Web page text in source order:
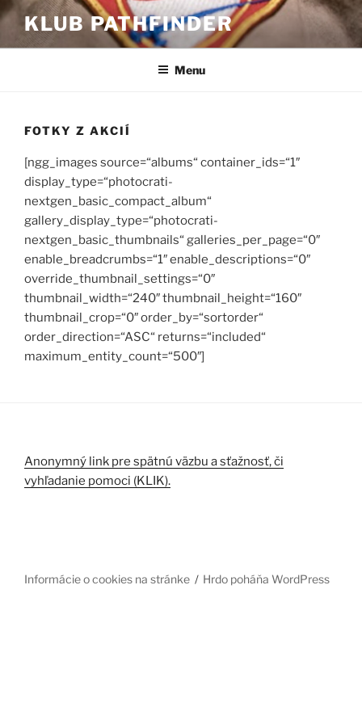
Prejsť
obsah
KLUB PATHFINDER
Menu
FOTKY Z AKCIÍ
[ngg_images source=“albums“ container_ids=“1″
display_type=“photocrati-
nextgen_basic_compact_album“
gallery_display_type=“photocrati-
nextgen_basic_thumbnails“ galleries_per_page=“0″
enable_breadcrumbs=“1″ enable_descriptions=“0″
override_thumbnail_settings=“0″
thumbnail_width=“240″ thumbnail_height=“160″
thumbnail_crop=“0″ order_by=“sortorder“
order_direction=“ASC“ returns=“included“
maximum_entity_count=“500″]
Anonymný link pre spätnú väzbu a sťažnosť, či
vyhľadanie pomoci (KLIK).
Informácie o cookies na stránke Hrdo poháňa WordPress